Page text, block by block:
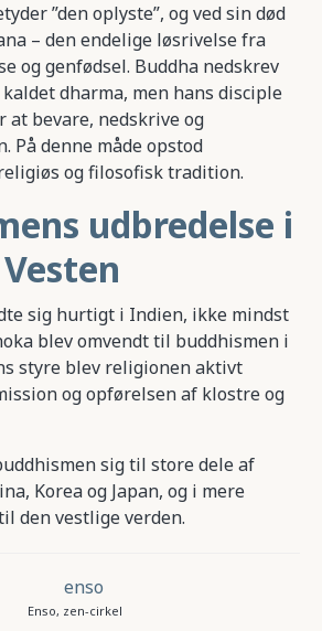
”den oplyste”, og ved sin død
– den endelige løsrivelse fra
og genfødsel. Buddha nedskrev
dharma, men hans disciple
at bevare, nedskrive og
På denne måde opstod
og filosofisk tradition.
udbredelse i
sig hurtigt i Indien, ikke mindst
blev omvendt til buddhismen i
styre blev religionen aktivt
og opførelsen af klostre og
sig til store dele af
Korea og Japan, og i mere
den vestlige verden.
Enso, zen-cirkel